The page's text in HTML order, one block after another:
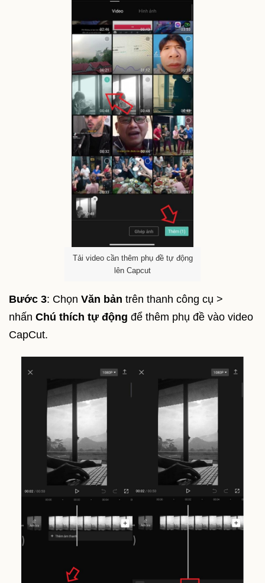
Tải video cần thêm phụ đề tự động
lên Capcut
Bước 3: Chọn Văn bản trên thanh công cụ >
nhấn Chú thích tự động để thêm phụ đề vào video
CapCut.